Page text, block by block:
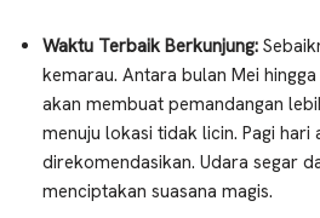
Waktu Terbaik Berkunjung:
kemarau. Antara bulan Mei
akan membuat pemandangan
menuju lokasi tidak licin. Pagi
direkomendasikan. Udara segar
menciptakan suasana magis.